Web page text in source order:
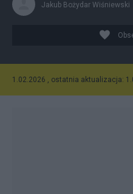
Jakub Bożydar Wiśniewski
1.02.2026 , ostatnia aktualizacja: